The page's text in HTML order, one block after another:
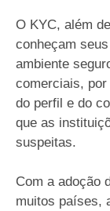
O KYC, além
conheçam
ambiente
comerciais, por
do perfil e do
que as
suspeitas.
Com a adoção
muitos países,